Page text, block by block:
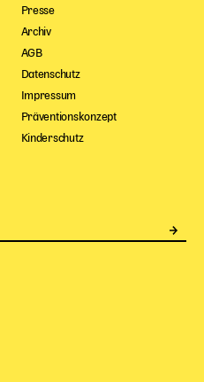
Presse
Archiv
AGB
Datenschutz
Impressum
Präventionskonzept
Kinderschutz